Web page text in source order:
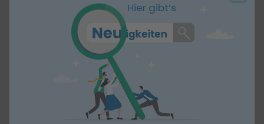
ProduktbeschreibungmediPlogs
OP-Schuhe mit Fersenriemen, grün,
Ausführung: Mit Fersenriemen
: Grün
Hier gibt’s